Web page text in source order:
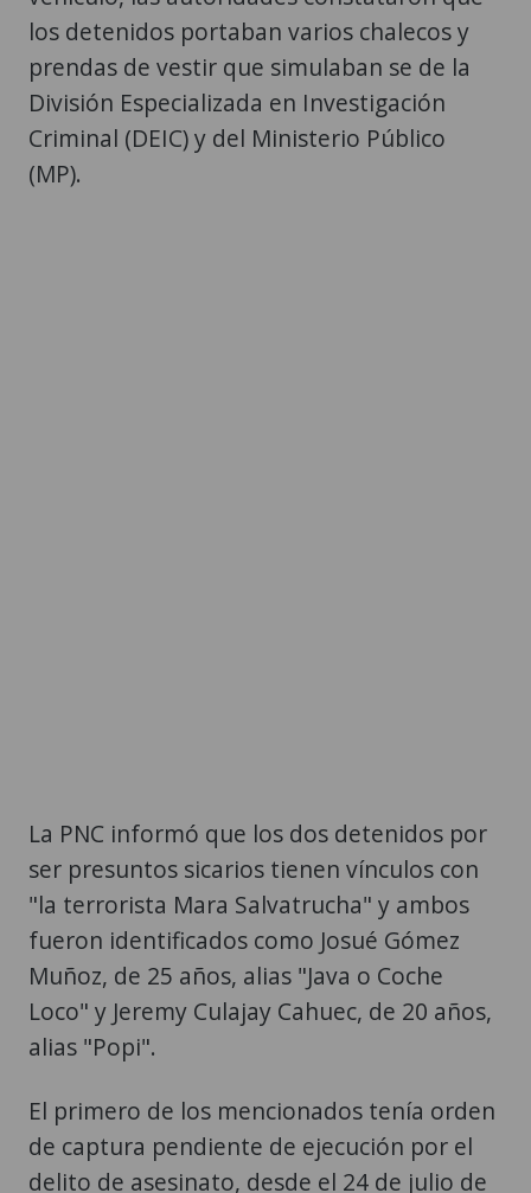
los detenidos portaban varios chalecos y
prendas de vestir que simulaban se de la
División Especializada en Investigación
Criminal (DEIC) y del Ministerio Público
(MP).
La PNC informó que los dos detenidos por
ser presuntos sicarios tienen vínculos con
"la terrorista Mara Salvatrucha" y ambos
fueron identificados como Josué Gómez
Muñoz, de 25 años, alias "Java o Coche
Loco" y Jeremy Culajay Cahuec, de 20 años,
alias "Popi".
El primero de los mencionados tenía orden
de captura pendiente de ejecución por el
delito de asesinato, desde el 24 de julio de